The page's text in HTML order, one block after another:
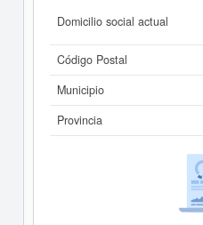
Domicilio social actual
Código Postal
Municipio
Provincia